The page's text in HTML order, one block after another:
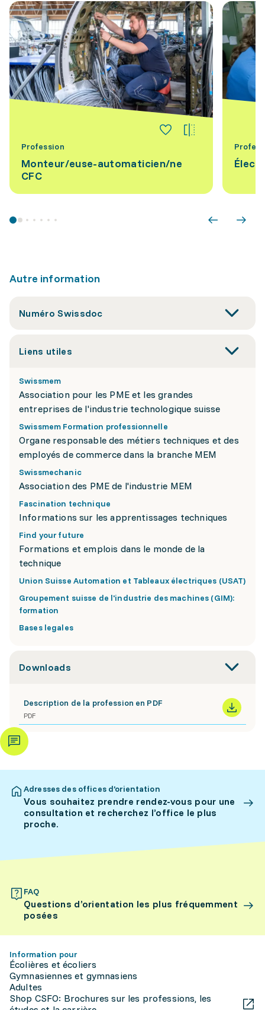
Profession
Monteur/euse-automaticien/ne
CFC
Autre information
Numéro Swissdoc
Liens utiles
Swissmem
Association pour les PME et les grandes
entreprises de l'industrie technologique suisse
Swissmem Formation professionnelle
Organe responsable des métiers techniques et des
employés de commerce dans la branche MEM
Swissmechanic
Association des PME de l'industrie MEM
Fascination technique
Informations sur les apprentissages techniques
Find your future
Formations et emplois dans le monde de la
technique
Union Suisse Automation et Tableaux électriques (USAT)
Groupement suisse de l'industrie des machines (GIM):
formation
Bases legales
Downloads
Description de la profession en PDF
PDF
Adresses des offices d’orientation
Vous souhaitez prendre rendez-vous pour une
consultation et recherchez l’office le plus
proche.
FAQ
Questions d’orientation les plus fréquemment
posées
Information pour
Écolières et écoliers
Gymnasiennes et gymnasiens
Adultes
Shop CSFO: Brochures sur les professions, les